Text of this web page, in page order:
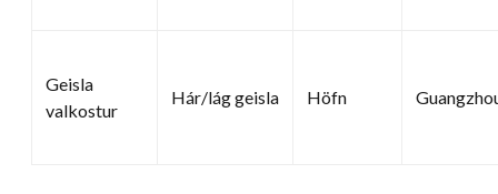
Geisla
valkostur
Hár/lág geisla Höfn